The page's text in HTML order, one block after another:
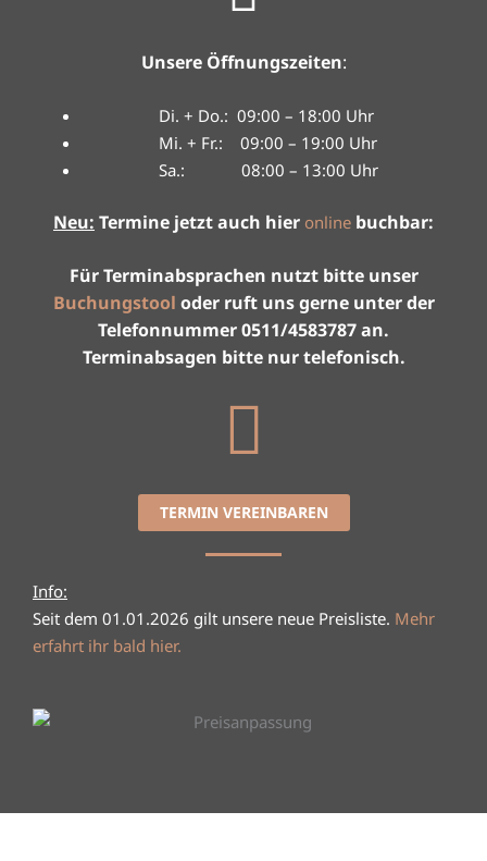
Unsere Öffnungszeiten:
Di. + Do.: 09:00 – 18:00 Uhr
Mi. + Fr.: 09:00 – 19:00 Uhr
Sa.: 08:00 – 13:00 Uhr
Neu: Termine jetzt auch hier online buchbar:
Für Terminabsprachen nutzt bitte unser
Buchungstool oder ruft uns gerne unter der
Telefonnummer 0511/4583787 an.
Terminabsagen bitte nur telefonisch.
TERMIN VEREINBAREN
Info:
Seit dem 01.01.2026 gilt unsere neue Preisliste. Mehr
erfahrt ihr bald hier.